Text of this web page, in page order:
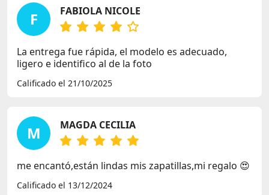
F FABIOLA NICOLE
La entrega fue rápida, el modelo es adecuado,
ligero e identifico al de la foto
Calificado el 21/10/2025
M MAGDA CECILIA
me encantó,están lindas mis zapatillas,mi regalo 😍
Calificado el 13/12/2024